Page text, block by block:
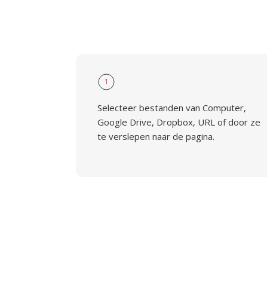
1
Selecteer bestanden van Computer,
Google Drive, Dropbox, URL of door ze
te verslepen naar de pagina.